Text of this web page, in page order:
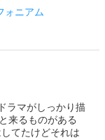
ォニアム
ラマがしっかり描
来るものがある
てたけどそれは